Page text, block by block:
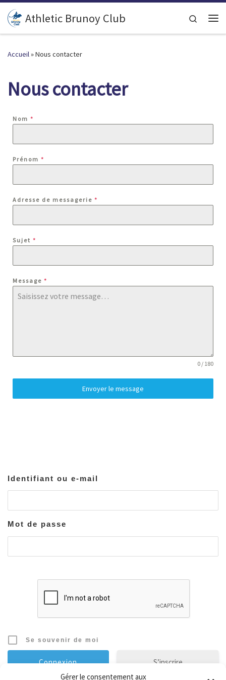
Gérer le consentement aux
Passer au contenu
Athletic Brunoy Club Search
Accueil»Nous contacter
Nous contacter
Nom *
Prénom *
Adresse de messagerie *
Sujet *
Message *
0 / 180
Envoyer le message
Identifiant ou e-mail
Mot de passe
Se souvenir de moi
S’inscrire